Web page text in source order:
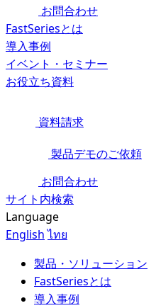
お問合わせ
FastSeriesとは
導入事例
イベント・セミナー
お役立ち資料
資料請求
製品デモのご依頼
お問合わせ
サイト内検索
Language
English ไทย
製品・ソリューション
FastSeriesとは
導入事例